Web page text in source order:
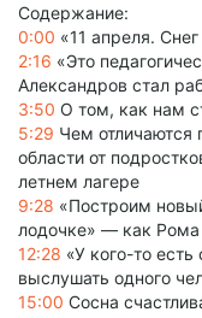
Содержание:
0:00 «11 апреля.
2:16 «Это
Александров стал
3:50 О том, как нам
5:29 Чем отличаются
области от
летнем лагере
9:28 «Построим
лодочке» — как Рома
12:28 «У кого-то
выслушать одного
15:00 Сосна